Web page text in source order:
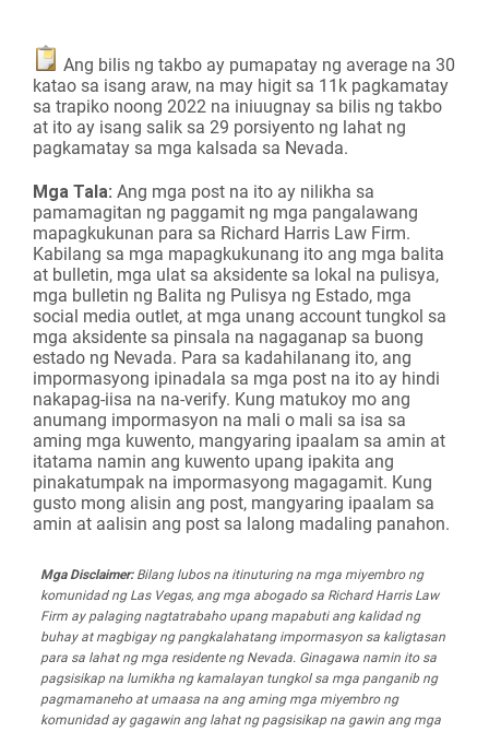
Ang bilis ng takbo ay pumapatay ng average na 30
katao sa isang araw, na may higit sa 11k pagkamatay
sa trapiko noong 2022 na iniuugnay sa bilis ng takbo
at ito ay isang salik sa 29 porsiyento ng lahat ng
pagkamatay sa mga kalsada sa Nevada.
Mga Tala: Ang mga post na ito ay nilikha sa
pamamagitan ng paggamit ng mga pangalawang
mapagkukunan para sa Richard Harris Law Firm.
Kabilang sa mga mapagkukunang ito ang mga balita
at bulletin, mga ulat sa aksidente sa lokal na pulisya,
mga bulletin ng Balita ng Pulisya ng Estado, mga
social media outlet, at mga unang account tungkol sa
mga aksidente sa pinsala na nagaganap sa buong
estado ng Nevada. Para sa kadahilanang ito, ang
impormasyong ipinadala sa mga post na ito ay hindi
nakapag-iisa na na-verify. Kung matukoy mo ang
anumang impormasyon na mali o mali sa isa sa
aming mga kuwento, mangyaring ipaalam sa amin at
itatama namin ang kuwento upang ipakita ang
pinakatumpak na impormasyong magagamit. Kung
gusto mong alisin ang post, mangyaring ipaalam sa
amin at aalisin ang post sa lalong madaling panahon.
Mga Disclaimer:Bilang lubos na itinuturing na mga miyembro ng
komunidad ng Las Vegas, ang mga abogado sa Richard Harris Law
Firm ay palaging nagtatrabaho upang mapabuti ang kalidad ng
buhay at magbigay ng pangkalahatang impormasyon sa kaligtasan
para sa lahat ng mga residente ng Nevada. Ginagawa namin ito sa
pagsisikap na lumikha ng kamalayan tungkol sa mga panganib ng
pagmamaneho at umaasa na ang aming mga miyembro ng
komunidad ay gagawin ang lahat ng pagsisikap na gawin ang mga